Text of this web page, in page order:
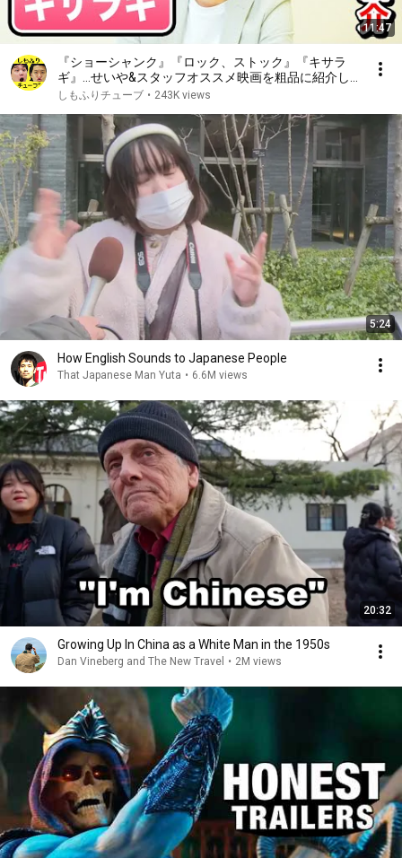
11:47
『ショーシャンク』『ロック、ストック』『キサラ
ギ』…せいや&スタッフオススメ映画を粗品に紹介し
よう【霜降り明星】
しもふりチューブ • 243K views
5:24
How English Sounds to Japanese People
That Japanese Man Yuta • 6.6M views
20:32
Growing Up In China as a White Man in the 1950s
Dan Vineberg and The New Travel • 2M views